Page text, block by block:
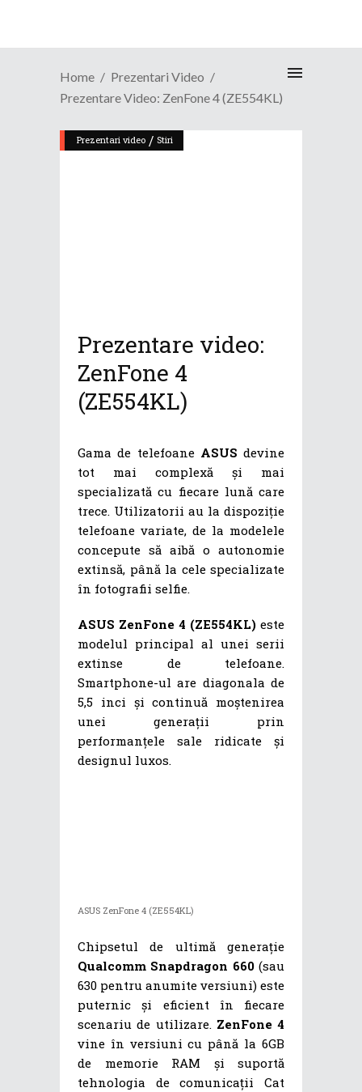
Home
Prezentari Video
Prezentare Video: ZenFone 4 (ZE554KL)
Prezentari video / Stiri
Prezentare video:
ZenFone 4
(ZE554KL)
Gama de telefoane ASUS devine
tot mai complexă și mai
specializată cu fiecare lună care
trece. Utilizatorii au la dispoziție
telefoane variate, de la modelele
concepute să aibă o autonomie
extinsă, până la cele specializate
în fotografii selfie.
ASUS ZenFone 4 (ZE554KL) este
modelul principal al unei serii
extinse de telefoane.
Smartphone-ul are diagonala de
5,5 inci și continuă moștenirea
unei generații prin
performanțele sale ridicate și
designul luxos.
ASUS ZenFone 4 (ZE554KL)
Chipsetul de ultimă generație
Qualcomm Snapdragon 660(sau
630 pentru anumite versiuni) este
puternic și eficient în fiecare
scenariu de utilizare. ZenFone 4
vine în versiuni cu până la 6GB
de memorie RAM și suportă
tehnologia de comunicații Cat